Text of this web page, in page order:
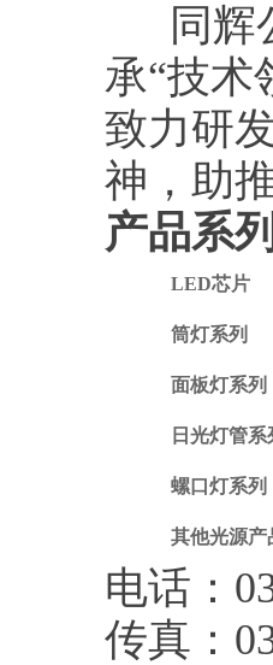
同辉
承“技术
致力研
神，助
产品系列
LED芯片
筒灯系列
面板灯系列
日光灯管系
螺口灯系列
其他光源产
电话：
传真：